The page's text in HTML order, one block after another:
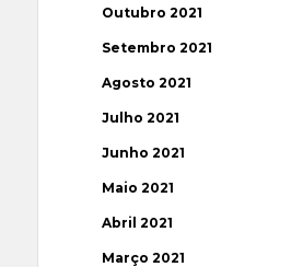
Outubro 2021
Setembro 2021
Agosto 2021
Julho 2021
Junho 2021
Maio 2021
Abril 2021
Março 2021